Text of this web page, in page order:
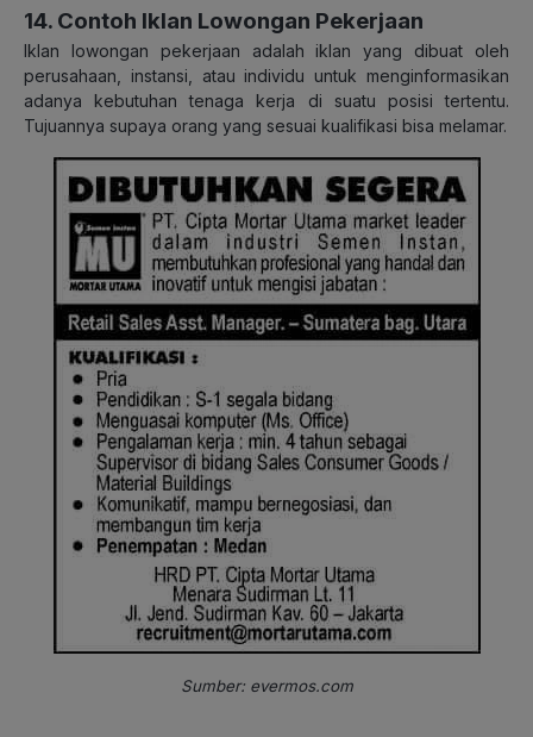
14. Contoh Iklan Lowongan Pekerjaan
Iklan lowongan pekerjaan adalah iklan yang dibuat oleh
perusahaan, instansi, atau individu untuk menginformasikan
adanya kebutuhan tenaga kerja di suatu posisi tertentu.
Tujuannya supaya orang yang sesuai kualifikasi bisa melamar.
Sumber: evermos.com